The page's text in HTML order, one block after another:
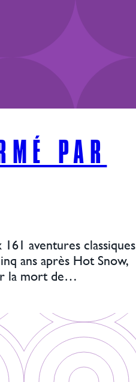
PAR
aventures classiques
ans après Hot Snow,
la mort de…